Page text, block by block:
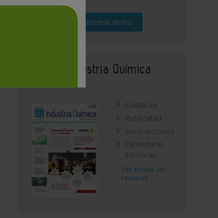
Regístrese ahora
Revista Industria Química
Contacto
Publicidad
Suscripciones
Calendario
Editorial
Ver todas las
revistas